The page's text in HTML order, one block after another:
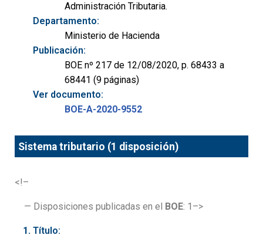
Administración Tributaria.
Departamento:
Ministerio de Hacienda
Publicación:
BOE nº 217 de 12/08/2020, p. 68433 a
68441 (9 páginas)
Ver documento:
BOE-A-2020-9552
Sistema tributario (1 disposición)
<!–
— Disposiciones publicadas en el BOE: 1–>
Título: